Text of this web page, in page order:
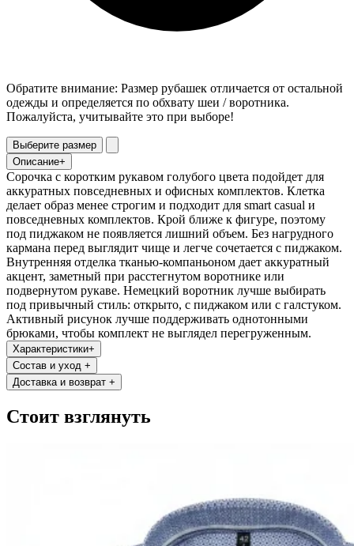
Обратите внимание: Размер рубашек отличается от остальной
одежды и определяется по обхвату шеи / воротника.
Пожалуйста, учитывайте это при выборе!
Выберите размер
Описание+
Сорочка с коротким рукавом голубого цвета подойдет для
аккуратных повседневных и офисных комплектов. Клетка
делает образ менее строгим и подходит для smart casual и
повседневных комплектов. Крой ближе к фигуре, поэтому
под пиджаком не появляется лишний объем. Без нагрудного
кармана перед выглядит чище и легче сочетается с пиджаком.
Внутренняя отделка тканью-компаньоном дает аккуратный
акцент, заметный при расстегнутом воротнике или
подвернутом рукаве. Немецкий воротник лучше выбирать
под привычный стиль: открыто, с пиджаком или с галстуком.
Активный рисунок лучше поддерживать однотонными
брюками, чтобы комплект не выглядел перегруженным.
Характеристики+
Состав и уход +
Доставка и возврат +
Стоит взглянуть